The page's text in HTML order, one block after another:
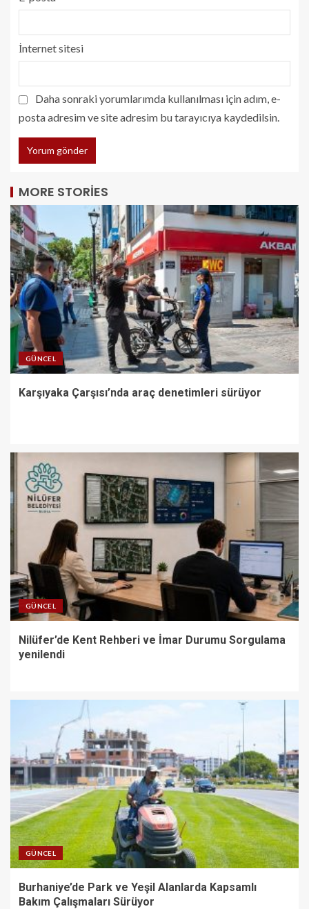
İnternet sitesi
Daha sonraki yorumlarımda kullanılması için adım, e-
posta adresim ve site adresim bu tarayıcıya kaydedilsin.
MORE STORIES
GÜNCEL
Karşıyaka Çarşısı’nda araç denetimleri sürüyor
GÜNCEL
Nilüfer’de Kent Rehberi ve İmar Durumu Sorgulama
yenilendi
GÜNCEL
Burhaniye’de Park ve Yeşil Alanlarda Kapsamlı
Bakım Çalışmaları Sürüyor